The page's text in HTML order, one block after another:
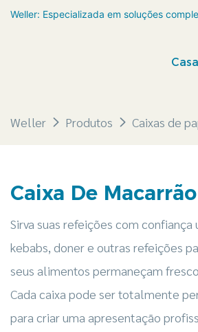
Weller: Especializada em soluções
Casa
Weller Produtos Caixas de
Caixa De Macarrão
Sirva suas refeições com
kebabs, doner e outras refeições
seus alimentos permaneçam
Cada caixa pode ser totalmente
para criar uma apresentação